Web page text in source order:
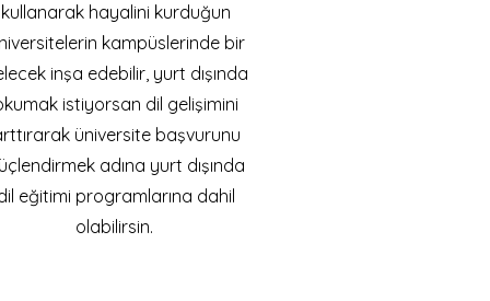
kullanarak hayalini kurduğun
kampüslerinde bir
inşa edebilir, yurt dışında
istiyorsan dil gelişimini
üniversite başvurunu
adına yurt dışında
eğitimi programlarına dahil
olabilirsin.